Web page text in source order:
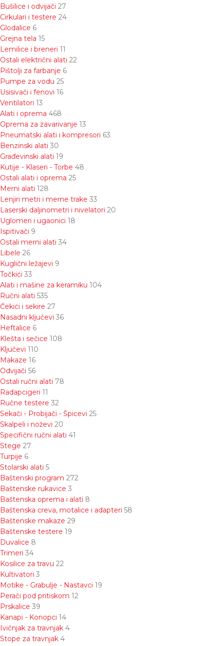
Bušilice i odvijači 27
Cirkulari i testere 24
Glodalice 6
Grejna tela 15
Lemilice i breneri 11
Ostali električni alati 22
Pištolji za farbanje 6
Pumpe za vodu 25
Usisivači i fenovi 16
Ventilatori 13
Alati i oprema 468
Oprema za zavarivanje 13
Pneumatski alati i kompresori 63
Benzinski alati 30
Građevinski alati 19
Kutije - Klaseri - Torbe 48
Ostali alati i oprema 25
Merni alati 128
Lenjiri metri i merne trake 33
Laserski daljinometri i nivelatori 20
Uglomeri i ugaonici 18
Ispitivači 9
Ostali merni alati 34
Libele 26
Kuglični ležajevi 9
Točkići 33
Alati i mašine za keramiku 104
Ručni alati 535
Čekići i sekire 27
Nasadni ključevi 36
Heftalice 6
Klešta i sečice 108
Ključevi 110
Makaze 16
Odvijači 56
Ostali ručni alati 78
Radapcigeri 11
Ručne testere 32
Sekači - Probijači - Špicevi 25
Skalpeli i noževi 20
Specifični ručni alati 41
Stege 27
Turpije 6
Stolarski alati 5
Baštenski program 272
Baštenske rukavice 3
Baštenska oprema i alati 8
Baštenska creva, motalice i adapteri 58
Baštenske makaze 29
Baštenske testere 19
Duvalice 8
Trimeri 34
Kosilice za travu 22
Kultivatori 3
Motike - Grabulje - Nastavci 19
Perači pod pritiskom 12
Prskalice 39
Kanapi - Konopci 14
Ivičnjak za travnjak 4
Stope za travnjak 4